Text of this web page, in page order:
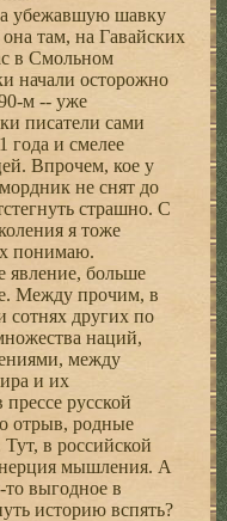
убежавшую шавку
там, на Гавайских
в Смольном
начали осторожно
м -- уже
писатели сами
года и смелее
Впрочем, кое у
не снят до
страшно. С
я тоже
понимаю.
явление, больше
Между прочим, в
сотнях других по
наций,
между
и их
русской
отрыв, родные
в российской
мышления. А
то выгодное в
историю вспять?